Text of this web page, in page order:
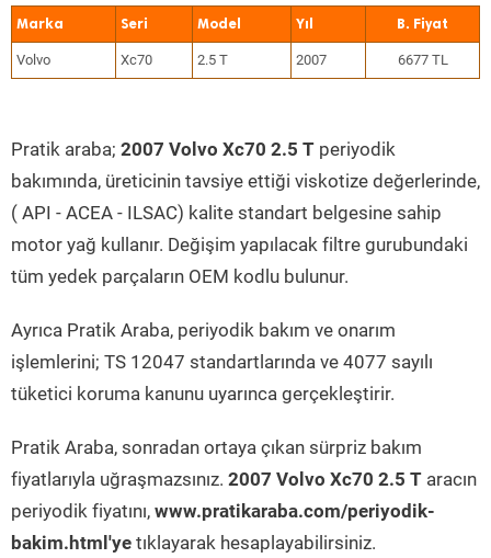
Marka Seri Model Yıl
Volvo Xc70 2.5 T 2007 6677 TL
Pratik araba; 2007 Volvo Xc70 2.5 T periyodik
bakımında, üreticinin tavsiye ettiği viskotize değerlerinde,
( API - ACEA - ILSAC) kalite standart belgesine sahip
motor yağ kullanır. Değişim yapılacak filtre gurubundaki
tüm yedek parçaların OEM kodlu bulunur.
Ayrıca Pratik Araba, periyodik bakım ve onarım
işlemlerini; TS 12047 standartlarında ve 4077 sayılı
tüketici koruma kanunu uyarınca gerçekleştirir.
Pratik Araba, sonradan ortaya çıkan sürpriz bakım
fiyatlarıyla uğraşmazsınız. 2007 Volvo Xc70 2.5 T aracın
periyodik fiyatını, www.pratikaraba.com/periyodik-
bakim.html'ye tıklayarak hesaplayabilirsiniz.